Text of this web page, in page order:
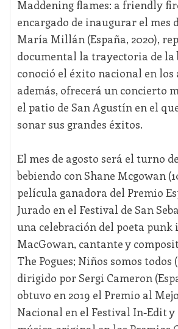
Maddening flames: a friendly
encargado de inaugurar el mes
María Millán (España, 2020),
documental la trayectoria de la
conoció el éxito nacional en los
además, ofrecerá un concierto
el patio de San Agustín en el
sonar sus grandes éxitos.
El mes de agosto será el turno
bebiendo con Shane Mcgowan
película ganadora del Premio
Jurado en el Festival de San
una celebración del poeta punk
MacGowan, cantante y
The Pogues; Niños somos todos
dirigido por Sergi Cameron
obtuvo en 2019 el Premio al
Nacional en el Festival In-Edit